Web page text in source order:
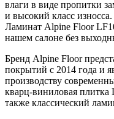
влаги в виде пропитки
и высокий класс
Ламинат Alpine Floor
нашем салоне без
Бренд Alpine Floor
покрытий с 2014 года и
производству
кварц-виниловая
также классический